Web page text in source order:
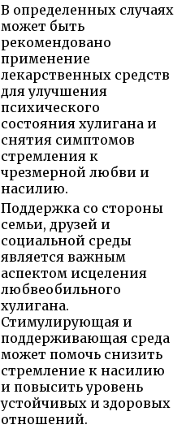
В определенных случаях
может быть
рекомендовано
применение
лекарственных средств
для улучшения
психического
состояния хулигана и
снятия симптомов
стремления к
чрезмерной любви и
насилию.
Поддержка со стороны
семьи, друзей и
социальной среды
является важным
аспектом исцеления
любвеобильного
хулигана.
Стимулирующая и
поддерживающая среда
может помочь снизить
стремление к насилию
и повысить уровень
устойчивых и здоровых
отношений.